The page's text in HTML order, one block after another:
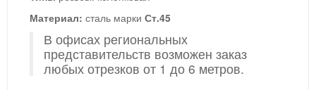
Материал: сталь марки Ст.45
В офисах региональных
представительств возможен заказ
любых отрезков от 1 до 6 метров.